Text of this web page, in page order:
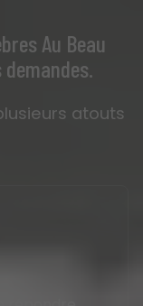
Au Beau
atouts